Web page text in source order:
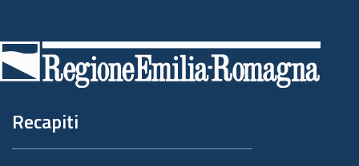
di
pagina
Recapiti